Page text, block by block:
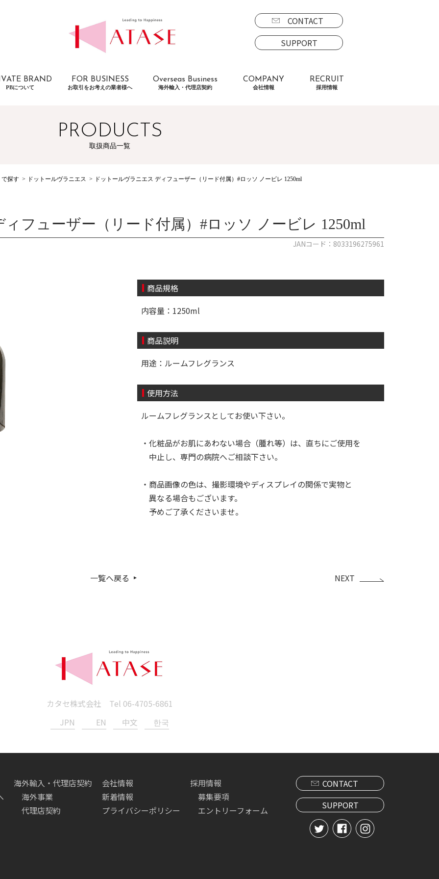
CONTACT
SUPPORT
BRAND
PBについて
FOR BUSINESS
お取引をお考えの業者様へ
Overseas Business
海外輸入・代理店契約
COMPANY
会社情報
RECRUIT
採用情報
PRODUCTS
取扱商品一覧
で探す ドットールヴラニエス ドットールヴラニエス ディフューザー（リード付属）#ロッソ ノービレ 1250ml
フューザー（リード付属）#ロッソ ノービレ 1250ml
JANコード：8033196275961
商品規格
内容量：1250ml
商品説明
用途：ルームフレグランス
使用方法
ルームフレグランスとしてお使い下さい。
・化粧品がお肌にあわない場合（腫れ等）は、直ちにご使用を
中止し、専門の病院へご相談下さい。
・商品画像の色は、撮影環境やディスプレイの関係で実物と
異なる場合もございます。
予めご了承くださいませ。
一覧へ戻る NEXT
カタセ株式会社 Tel 06-4705-6861
JPN
EN 中文 한국
海外輸入・代理店契約
海外事業
代理店契約
会社情報
新着情報
プライバシーポリシー
採用情報
募集要項
エントリーフォーム
CONTACT
SUPPORT